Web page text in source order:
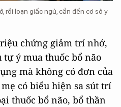
rối loạn giấc ngủ, cần đến cơ sở y
chứng giảm trí nhớ,
ý mua thuốc bổ não
mà không có đơn của
có biểu hiện sa sút trí
thuốc bổ não, bổ thần